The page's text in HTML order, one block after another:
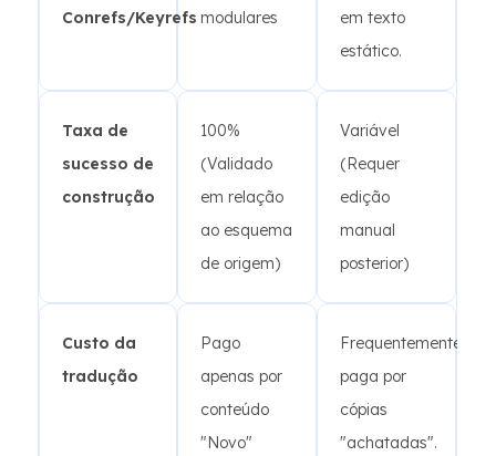
Conrefs/Keyrefs modulares
em texto
estático.
Taxa de
sucesso de
construção
100%
(Validado
em relação
ao esquema
de origem)
Variável
(Requer
edição
manual
posterior)
Custo da
tradução
Pago
apenas por
conteúdo
"Novo"
Frequentemente
paga por
cópias
"achatadas".